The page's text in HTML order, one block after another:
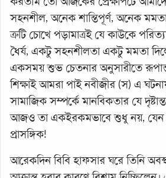
সহনশীল, অনেক শান্তিপূর্ণ, অনেক
ত্রুটি চোখে পড়ামাত্রই যে কাউকে
ধৈর্য, একটু সহনশীলতা একটু মমতা
একসময় শুভ চেতনার অনুসারীতে
শিক্ষাই আমরা পাই নবীজীর (স) এ
সামাজিক সম্পর্কে মানবিকতার যে
আজও তা একইরকমভাবে শুধু নয়, যেন
প্রাসঙ্গিক!
আরেকদিন বিবি হাফসার ঘরে তিনি